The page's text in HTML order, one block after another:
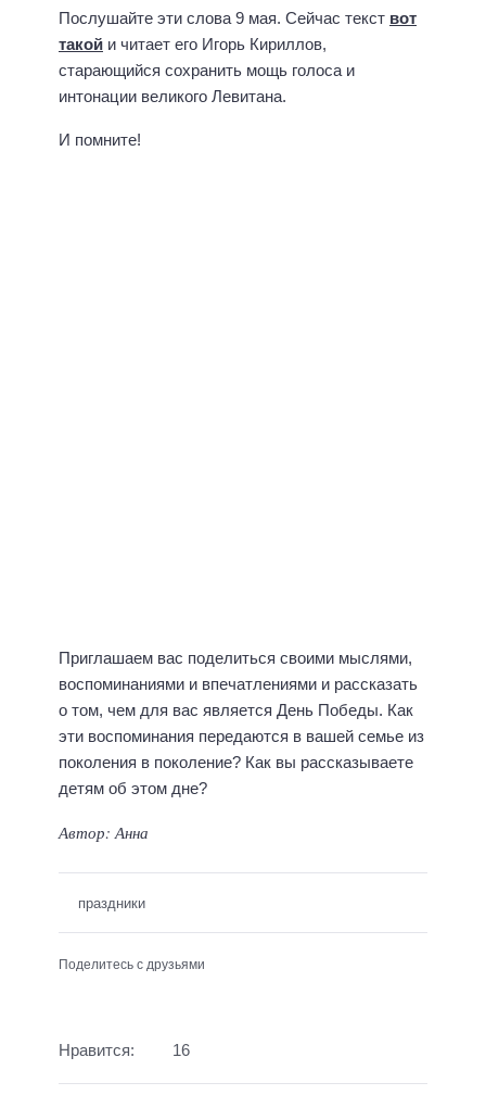
Послушайте эти слова 9 мая. Сейчас текст вот
такой и читает его Игорь Кириллов,
старающийся сохранить мощь голоса и
интонации великого Левитана.
И помните!
Приглашаем вас поделиться своими мыслями,
воспоминаниями и впечатлениями и рассказать
о том, чем для вас является День Победы. Как
эти воспоминания передаются в вашей семье из
поколения в поколение? Как вы рассказываете
детям об этом дне?
Автор: Анна
праздники
Поделитесь с друзьями
Нравится: 16